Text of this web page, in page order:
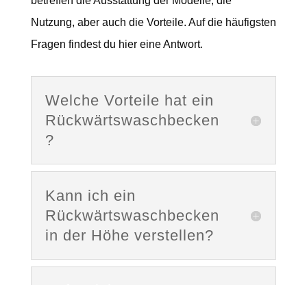
Nutzung, aber auch die Vorteile. Auf die häufigsten
Fragen findest du hier eine Antwort.
Welche Vorteile hat ein
Rückwärtswaschbecken
?
Kann ich ein
Rückwärtswaschbecken
in der Höhe verstellen?